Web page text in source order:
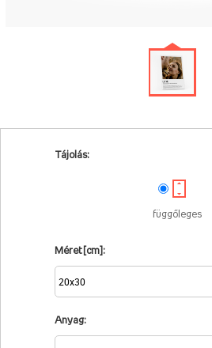
Tájolás:
függőleges
Méret [cm]:
Anyag: